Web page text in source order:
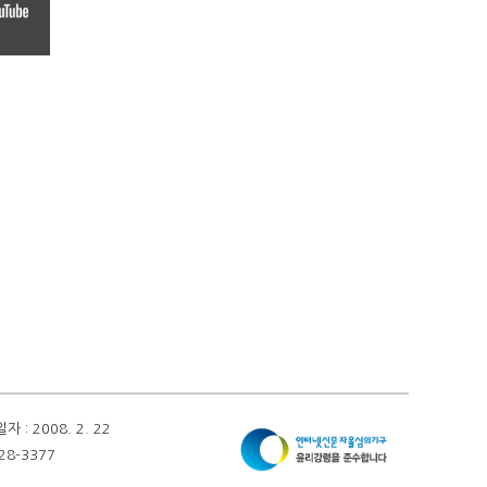
자 : 2008. 2. 22
3377